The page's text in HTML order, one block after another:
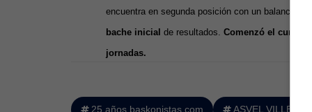
encuentra en segunda posición con un balance de
bache inicial de resultados. Comenzó el curso
jornadas.
25 años baskonistas.com ASVEL